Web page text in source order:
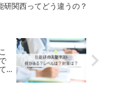
研関西ってどう違うの？